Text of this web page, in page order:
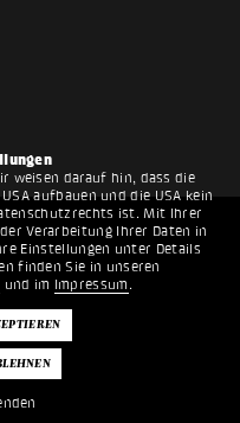
weisen darauf hin, dass die
aufbauen und die USA kein
ist. Mit Ihrer
Verarbeitung Ihrer Daten in
Einstellungen unter Details
finden Sie in unseren
und im Impressum .